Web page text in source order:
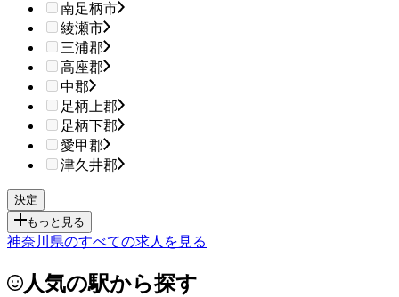
南足柄市
綾瀬市
三浦郡
高座郡
中郡
足柄上郡
足柄下郡
愛甲郡
津久井郡
もっと見る
神奈川県のすべての求人を見る
人気の駅から探す